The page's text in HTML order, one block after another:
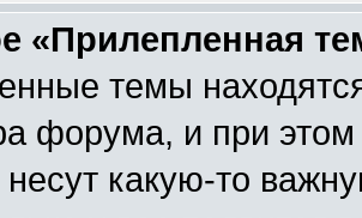
«Прилепленная
темы
форума, и при
несут какую-то